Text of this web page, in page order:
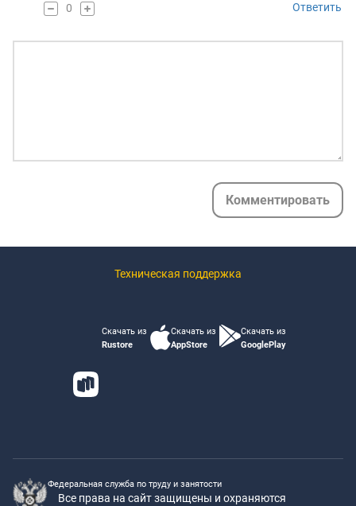
Ответить
0
Комментировать
Техническая поддержка
Скачать из
Rustore
Скачать из
AppStore
Скачать из
GooglePlay
Федеральная служба по труду и занятости
Все права на сайт защищены и охраняются